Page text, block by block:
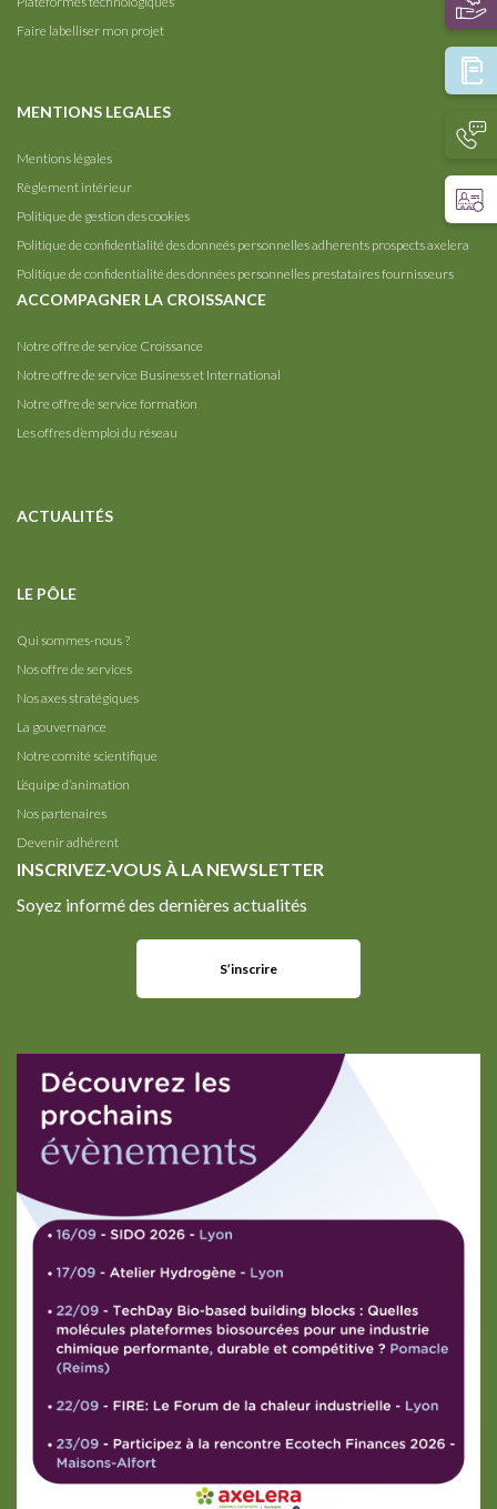
Faire labelliser mon projet
MENTIONS LEGALES
Mentions légales
Règlement intérieur
Politique de gestion des cookies
Politique de confidentialité des donneés personnelles adherents prospects axelera
Politique de confidentialité des données personnelles prestataires fournisseurs
ACCOMPAGNER LA CROISSANCE
Notre offre de service Croissance
Notre offre de service Business et International
Notre offre de service formation
Les offres d’emploi du réseau
ACTUALITÉS
LE PÔLE
Qui sommes-nous ?
Nos offre de services
Nos axes stratégiques
La gouvernance
Notre comité scientifique
L’équipe d’animation
Nos partenaires
Devenir adhérent
INSCRIVEZ-VOUS À LA NEWSLETTER
Soyez informé des dernières actualités
S’inscrire